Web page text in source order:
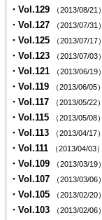
・Vol.129 （2013/08/21）
・Vol.127 （2013/07/31）
・Vol.125 （2013/07/17）
・Vol.123 （2013/07/03）
・Vol.121 （2013/06/19）
・Vol.119 （2013/06/05）
・Vol.117 （2013/05/22）
・Vol.115 （2013/05/08）
・Vol.113 （2013/04/17）
・Vol.111 （2013/04/03）
・Vol.109 （2013/03/19）
・Vol.107 （2013/03/06）
・Vol.105 （2013/02/20）
・Vol.103 （2013/02/06）